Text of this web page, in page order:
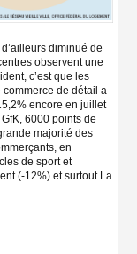
diminué de
observent une
c’est que les
commerce de détail a
encore en juillet
6000 points de
majorité des
en
de sport et
(-12%) et surtout La